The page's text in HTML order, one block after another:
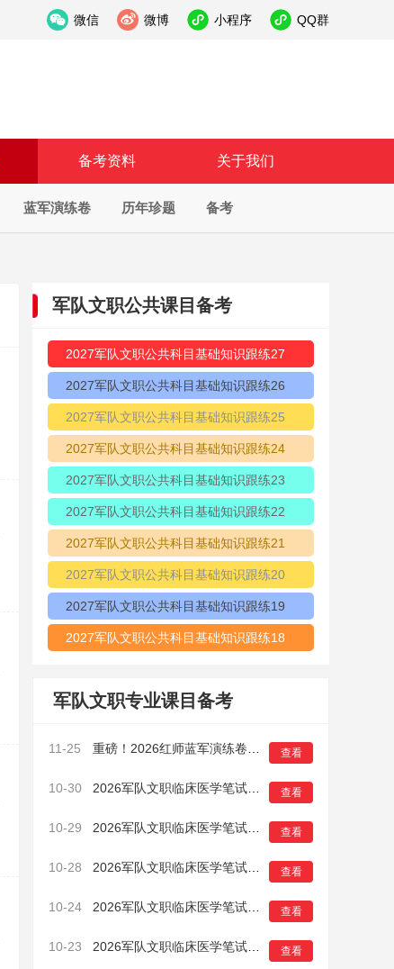
微信 微博 小程序 QQ群
备考资料 关于我们
蓝军演练卷 历年珍题 备考
军队文职公共课目备考
2027军队文职公共科目基础知识跟练27
2027军队文职公共科目基础知识跟练26
2027军队文职公共科目基础知识跟练25
2027军队文职公共科目基础知识跟练24
2027军队文职公共科目基础知识跟练23
2027军队文职公共科目基础知识跟练22
2027军队文职公共科目基础知识跟练21
2027军队文职公共科目基础知识跟练20
2027军队文职公共科目基础知识跟练19
2027军队文职公共科目基础知识跟练18
军队文职专业课目备考
11-25 查看
10-30 查看
10-29 查看
10-28 查看
10-24 查看
10-23 查看